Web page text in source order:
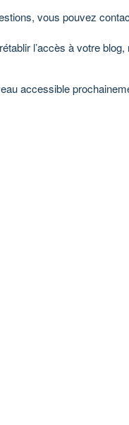
vous pouvez
l’accès à votre
accessible